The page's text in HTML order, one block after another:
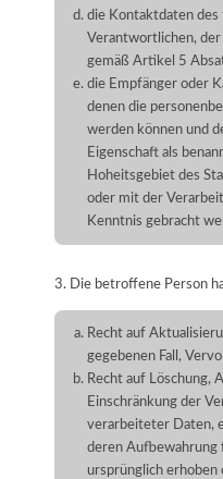
die Kontaktdaten
Verantwortlichen,
gemäß Artikel 5
die Empfänger oder
denen die
werden können und
Eigenschaft als
Hoheitsgebiet des
oder mit der
Kenntnis gebracht
3. Die betroffene Person
Recht auf
gegebenen Fall,
Recht auf Löschung,
Einschränkung der
verarbeiteter Daten,
deren Aufbewahrung
ursprünglich